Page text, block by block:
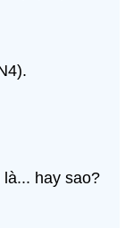
là... hay sao?